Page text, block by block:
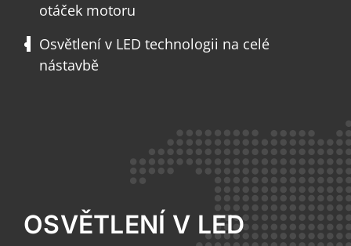
otáček motoru
Osvětlení v LED technologii na celé
nástavbě
OSVĚTLENÍ V LED